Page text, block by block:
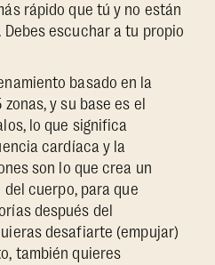
rápido que tú y no están
escuchar a tu propio
basado en la
y su base es el
lo que significa
cardíaca y la
son lo que crea un
cuerpo, para que
después del
desafiarte (empujar)
también quieres